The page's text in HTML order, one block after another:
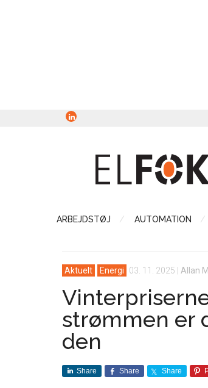
ARBEJDSTØJ AUTOMATION
Aktuelt Energi 03. 11. 2025 Allan
strømmen er
den
Share Share Share